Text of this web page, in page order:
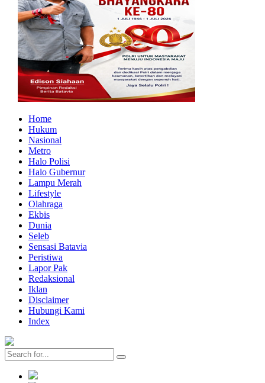
Home
Hukum
Nasional
Metro
Halo Polisi
Halo Gubernur
Lampu Merah
Lifestyle
Olahraga
Ekbis
Dunia
Seleb
Sensasi Batavia
Peristiwa
Lapor Pak
Redaksional
Iklan
Disclaimer
Hubungi Kami
Index